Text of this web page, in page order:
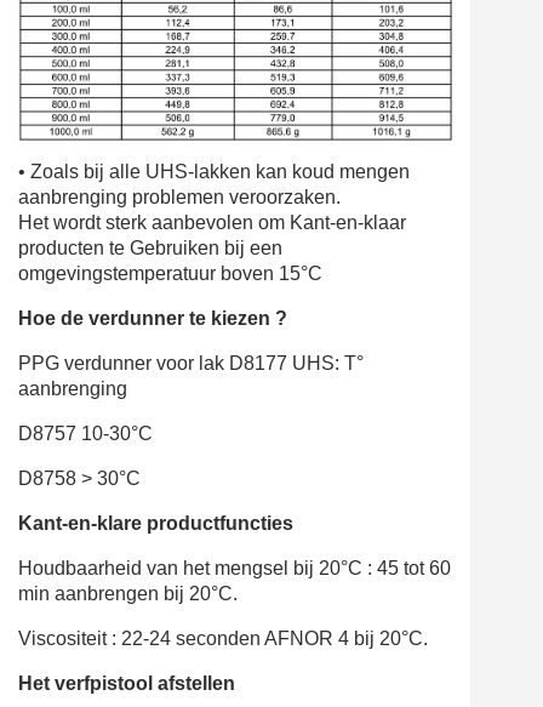
• Zoals bij alle UHS-lakken kan koud mengen
aanbrenging problemen veroorzaken.
Het wordt sterk aanbevolen om Kant-en-klaar
producten te Gebruiken bij een
omgevingstemperatuur boven 15°C
Hoe de verdunner te kiezen ?
PPG verdunner voor lak D8177 UHS: T°
aanbrenging
D8757 10-30°C
D8758 > 30°C
Kant-en-klare productfuncties
Houdbaarheid van het mengsel bij 20°C : 45 tot 60
min aanbrengen bij 20°C.
Viscositeit : 22-24 seconden AFNOR 4 bij 20°C.
Het verfpistool afstellen